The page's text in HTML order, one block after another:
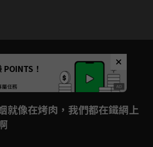
！
屬任務
就像在烤肉，我們都在鐵網上